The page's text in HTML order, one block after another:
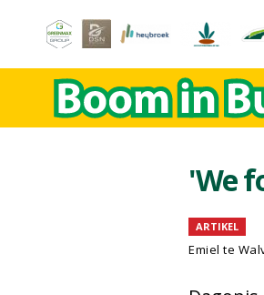
'We
ARTIKEL
Emiel te